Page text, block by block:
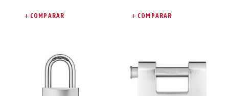
COMPARAR COMPARAR